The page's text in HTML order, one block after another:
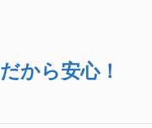
だから安心！